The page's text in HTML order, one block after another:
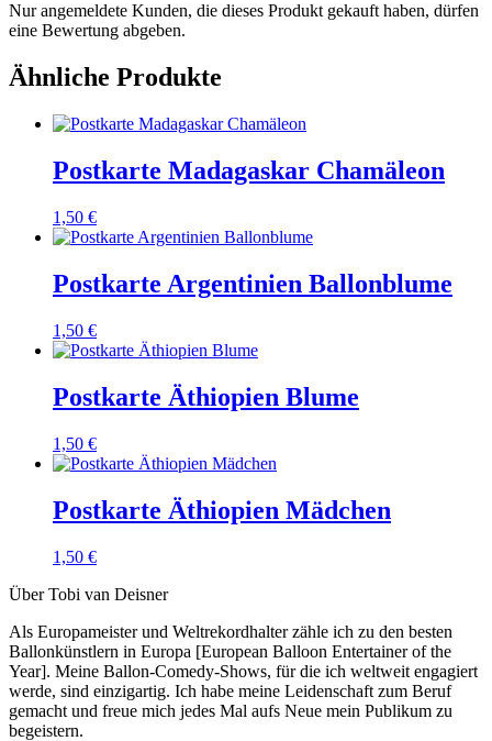
Nur angemeldete Kunden, die dieses Produkt gekauft haben, dürfen
eine Bewertung abgeben.
Ähnliche Produkte
Postkarte Madagaskar Chamäleon
1,50 €
Postkarte Argentinien Ballonblume
1,50 €
Postkarte Äthiopien Blume
1,50 €
Postkarte Äthiopien Mädchen
1,50 €
Über Tobi van Deisner
Als Europameister und Weltrekordhalter zähle ich zu den besten
Ballonkünstlern in Europa [European Balloon Entertainer of the
Year]. Meine Ballon-Comedy-Shows, für die ich weltweit engagiert
werde, sind einzigartig. Ich habe meine Leidenschaft zum Beruf
gemacht und freue mich jedes Mal aufs Neue mein Publikum zu
begeistern.